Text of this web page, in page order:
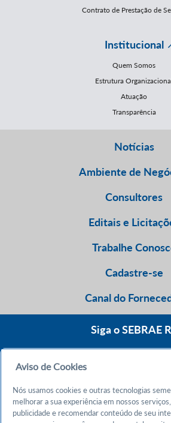
Contrato de Prestação de
Institucional
Quem Somos
Estrutura
Atuação
Transparência
Notícias
Ambiente de
Consultores
Editais e
Trabalhe
Cadastre-se
Canal do
Siga o SEBRAE
Atendimento 24h
Aviso de Cookies
Nós usamos cookies e outras tecnologias
melhorar a sua experiência em nossos
publicidade e recomendar conteúdo de seu